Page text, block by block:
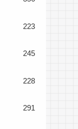
223
245
228
291